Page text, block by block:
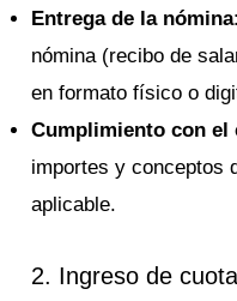
Entrega de la nómina
nómina (recibo de
en formato físico o
Cumplimiento con el
importes y conceptos
aplicable.
2. Ingreso de